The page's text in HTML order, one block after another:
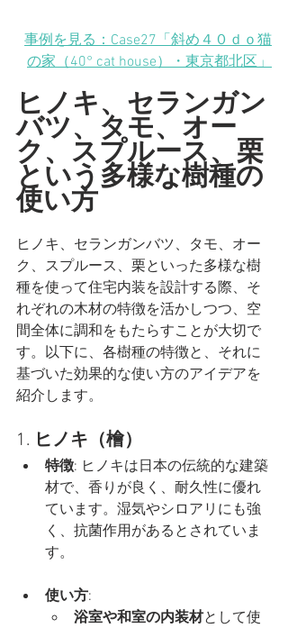
事例を見る：Case27「斜め４０ｄｏ猫
の家（40° cat house）
・東京都北区 」
ヒノキ、セランガン
バツ、タモ、オー
ク、スプルース、栗
という多様な樹種の
使い方
ヒノキ、セランガンバツ、タモ、オー
ク、スプルース、栗といった多様な樹
種を使って住宅内装を設計する際、そ
れぞれの木材の特徴を活かしつつ、空
間全体に調和をもたらすことが大切で
す。以下に、各樹種の特徴と、それに
基づいた効果的な使い方のアイデアを
紹介します。
1. ヒノキ（檜）
特徴: ヒノキは日本の伝統的な建築
材で、香りが良く、耐久性に優れ
ています。湿気やシロアリにも強
く、抗菌作用があるとされていま
す。
使い方:
浴室や和室の内装材として使